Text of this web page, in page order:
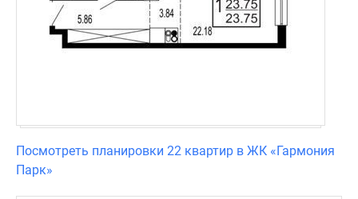
Посмотреть планировки 22 квартир в ЖК «Гармония
Парк»